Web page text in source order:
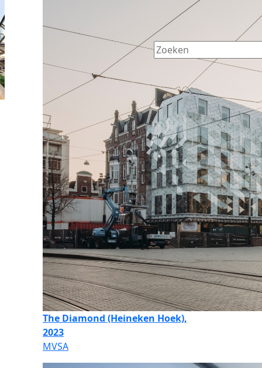
The Diamond (Heineken Hoek),
2023
MVSA